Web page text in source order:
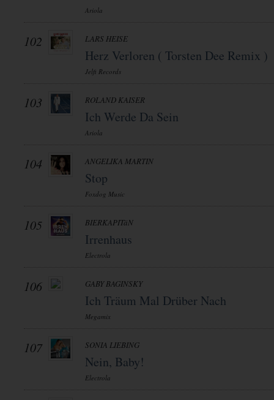
Ariola
102 LARS HEISE
Herz Verloren ( Torsten Dee Remix )
Jelfi Records
103 ROLAND KAISER
Ich Werde Da Sein
Ariola
104 ANGELIKA MARTIN
Stop
Foxdog Music
105 BIERKAPITäN
Irrenhaus
Electrola
106 GABY BAGINSKY
Ich Träum Mal Drüber Nach
Megamix
107 SONIA LIEBING
Nein, Baby!
Electrola